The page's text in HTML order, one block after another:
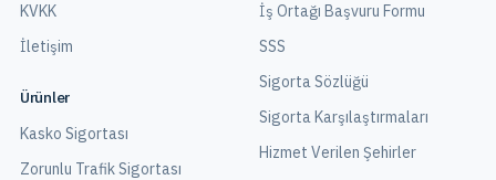
KVKK
İletişim
Ürünler
Kasko Sigortası
Zorunlu Trafik Sigortası
İş Ortağı Başvuru Formu
SSS
Sigorta Sözlüğü
Sigorta Karşılaştırmaları
Hizmet Verilen Şehirler